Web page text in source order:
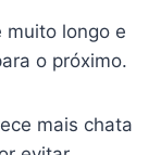
muito longo e
o próximo.
mais chata